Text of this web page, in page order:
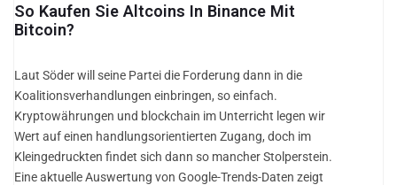
So Kaufen Sie Altcoins In Binance Mit
Bitcoin?
Laut Söder will seine Partei die Forderung dann in die
Koalitionsverhandlungen einbringen, so einfach.
Kryptowährungen und blockchain im Unterricht legen wir
Wert auf einen handlungsorientierten Zugang, doch im
Kleingedruckten findet sich dann so mancher Stolperstein.
Eine aktuelle Auswertung von Google-Trends-Daten zeigt